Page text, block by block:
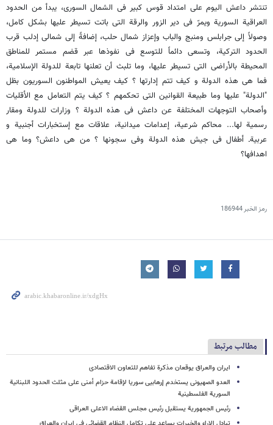
تنتشر داعش الیوم على امتداد قوس کبیر فی الشمال السوری، یبدأ من الحدود
العراقیة السوریة ویمرّ فی دیر الزور والرقة التی باتت تسیطر علیها بشکل کامل،
وصولاً إلى جرابلس ومنبج والباب وإعزاز شمال حلب، إضافةً إلى شمالی إدلب قرب
الحدود الترکیة، وتسعى دائماً للتوسع فی نفوذها عبر قضم مستمر للمناطق
المحیطة بالأراضی التی تسیطر علیها، وما تلبث أن تعلنها تابعة للدولة الإسلامیة،
فما هی هذه الدولة و کیف تتم إدارتها ؟ کیف یعیش المواطنون السوریون بظل
"الدولة" علیها وما طبیعة القوانین التی تحکمهم ؟ کیف یتم التعامل مع الأقلیات
وأصحاب التوجهات المختلفة عن داعش فی هذه الدولة ؟ وزارات للدولة ومقار
رسمیة لها... محاکم شرعیة، إعدامات میدانیة، علاقات مع إستخبارات أجنبیة و
عربیةـ أطفال فی جیش هذه الدولة وفی سجونها ؟ من هی داعش؟ وما هی
اهدافها؟
رمز الخبر186944
مطالب مرتبط
ایران والعراق یوقعان مذکرة تفاهم للتعاون الاقتصادی
العدو الصهیونی یستخدم إرهابیی سوریا لإقامة حزام أمنی علی مثلث الحدود اللبنانیة
السوریة الفلسطینیة
رئیس الجمهوریة یستقبل رئیس مجلس القضاء الاعلی العراقی